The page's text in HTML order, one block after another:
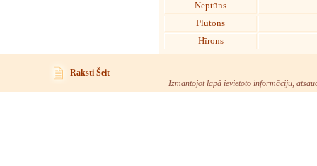
Neptūns
Plutons
Hīrons
Raksti Šeit
Izmantojot lapā ievietoto informāciju,